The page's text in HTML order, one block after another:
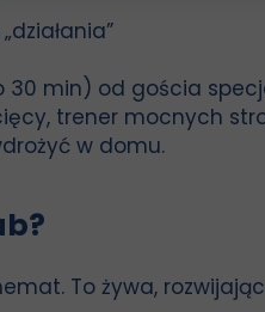
30 min) od gościa
trener mocnych
w domu.
To żywa,